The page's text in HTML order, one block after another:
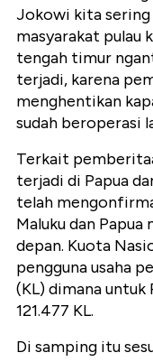
Jokowi kita
masyarakat pulau
tengah timur
terjadi, karena
menghentikan
sudah beroperasi
Terkait
terjadi di Papua
telah
Maluku dan Papua
depan. Kuota
pengguna usaha
(KL) dimana untuk
121.477 KL.
Di samping itu